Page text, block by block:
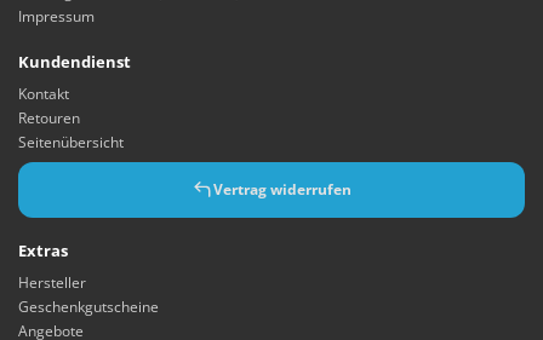
Impressum
Kundendienst
Kontakt
Retouren
Seitenübersicht
Vertrag widerrufen
Extras
Hersteller
Geschenkgutscheine
Angebote